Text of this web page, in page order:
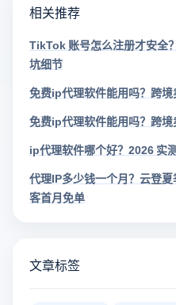
相关推荐
TikTok 账号怎么注册才安全
坑细节
免费ip代理软件能用吗？跨
免费ip代理软件能用吗？跨
ip代理软件哪个好？2026 实
代理IP多少钱一个月？云登
客首月免单
文章标签